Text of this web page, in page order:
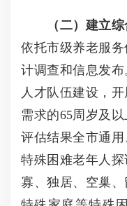
（二）建立
依托市级养老服
计调查和信息发
人才队伍建设，
需求的65周岁及
评估结果全市通
特殊困难老年人
寡、独居、空巢